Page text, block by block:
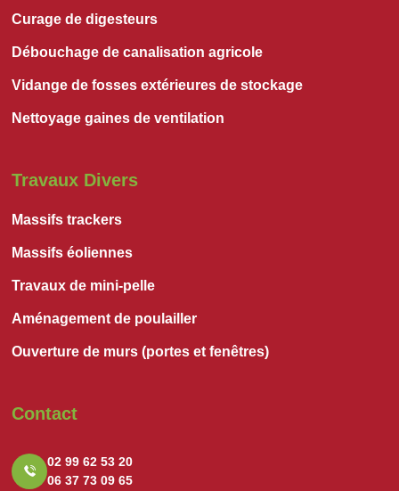
Curage de digesteurs
Débouchage de canalisation agricole
Vidange de fosses extérieures de stockage
Nettoyage gaines de ventilation
Travaux Divers
Massifs trackers
Massifs éoliennes
Travaux de mini-pelle
Aménagement de poulailler
Ouverture de murs (portes et fenêtres)
Contact
02 99 62 53 20
06 37 73 09 65